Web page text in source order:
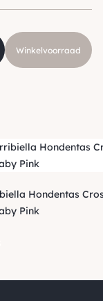
Winkelvoorraad
Hondentas
Pink